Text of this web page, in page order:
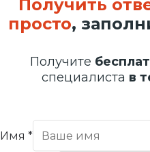
Получить
просто,
Получите
специалиста в
Имя *